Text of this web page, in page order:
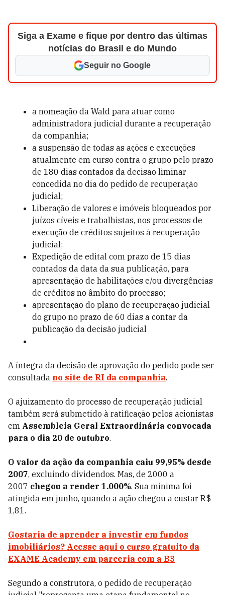
Siga a Exame e fique por dentro das últimas
notícias do Brasil e do Mundo
Seguir no Google
a nomeação da Wald para atuar como
administradora judicial durante a recuperação
da companhia;
a suspensão de todas as ações e execuções
atualmente em curso contra o grupo pelo prazo
de 180 dias contados da decisão liminar
concedida no dia do pedido de recuperação
judicial;
Liberação de valores e imóveis bloqueados por
juízos cíveis e trabalhistas, nos processos de
execução de créditos sujeitos à recuperação
judicial;
Expedição de edital com prazo de 15 dias
contados da data da sua publicação, para
apresentação de habilitações e/ou divergências
de créditos no âmbito do processo;
apresentação do plano de recuperação judicial
do grupo no prazo de 60 dias a contar da
publicação da decisão judicial
A íntegra da decisão de aprovação do pedido pode ser
consultada no site de RI da companhia.
O ajuizamento do processo de recuperação judicial
também será submetido à ratificação pelos acionistas
em Assembleia Geral Extraordinária convocada
para o dia 20 de outubro.
O valor da ação da companhia caiu 99,95% desde
2007, excluindo dividendos. Mas, de 2000 a
2007 chegou a render 1.000%. Sua mínima foi
atingida em junho, quando a ação chegou a custar R$
1,81.
Gostaria de aprender a investir em fundos
imobiliários? Acesse aqui o curso gratuito da
EXAME Academy em parceria com a B3
Segundo a construtora, o pedido de recuperação